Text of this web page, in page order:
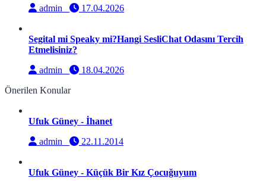
admin
17.04.2026
Segital mi Speaky mi?Hangi SesliChat Odasını Tercih
Etmelisiniz?
admin
18.04.2026
Önerilen Konular
Ufuk Güney - İhanet
admin
22.11.2014
Ufuk Güney - Küçük Bir Kız Çocuğuyum